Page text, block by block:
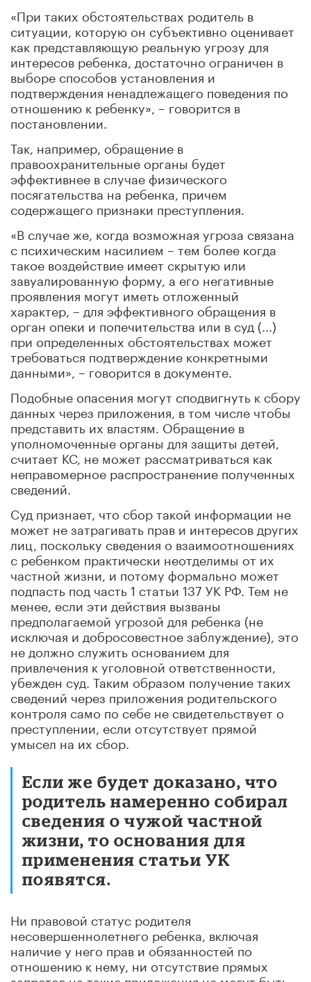
«При таких обстоятельствах родитель в
ситуации, которую он субъективно оценивает
как представляющую реальную угрозу для
интересов ребенка, достаточно ограничен в
выборе способов установления и
подтверждения ненадлежащего поведения по
отношению к ребенку», – говорится в
постановлении.
Так, например, обращение в
правоохранительные органы будет
эффективнее в случае физического
посягательства на ребенка, причем
содержащего признаки преступления.
«В случае же, когда возможная угроза связана
с психическим насилием – тем более когда
такое воздействие имеет скрытую или
завуалированную форму, а его негативные
проявления могут иметь отложенный
характер, – для эффективного обращения в
орган опеки и попечительства или в суд (...)
при определенных обстоятельствах может
требоваться подтверждение конкретными
данными», – говорится в документе.
Подобные опасения могут сподвигнуть к сбору
данных через приложения, в том числе чтобы
представить их властям. Обращение в
уполномоченные органы для защиты детей,
считает КС, не может рассматриваться как
неправомерное распространение полученных
сведений.
Суд признает, что сбор такой информации не
может не затрагивать прав и интересов других
лиц, поскольку сведения о взаимоотношениях
с ребенком практически неотделимы от их
частной жизни, и потому формально может
подпасть под часть 1 статьи 137 УК РФ. Тем не
менее, если эти действия вызваны
предполагаемой угрозой для ребенка (не
исключая и добросовестное заблуждение), это
не должно служить основанием для
привлечения к уголовной ответственности,
убежден суд. Таким образом получение таких
сведений через приложения родительского
контроля само по себе не свидетельствует о
преступлении, если отсутствует прямой
умысел на их сбор.
Если же будет доказано, что
родитель намеренно собирал
сведения о чужой частной
жизни, то основания для
применения статьи УК
появятся.
Ни правовой статус родителя
несовершеннолетнего ребенка, включая
наличие у него прав и обязанностей по
отношению к нему, ни отсутствие прямых